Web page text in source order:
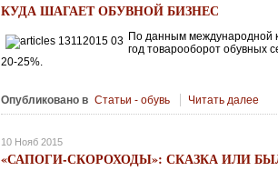
КУДА ШАГАЕТ ОБУВНОЙ БИЗНЕС
По данным международной
год товарооборот обувных
20-25%.
Опубликовано в Статьи - обувь Читать далее
10 Нояб 2015
«САПОГИ-СКОРОХОДЫ»: СКАЗКА ИЛИ